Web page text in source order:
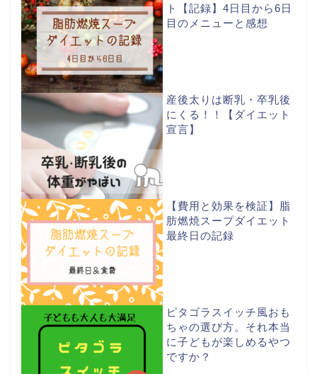
ト【記録】4日目から6日
目のメニューと感想
産後太りは断乳・卒乳後
にくる！！【ダイエット
宣言】
【費用と効果を検証】脂
肪燃焼スープダイエット
最終日の記録
ピタゴラスイッチ風おも
ちゃの選び方。それ本当
に子どもが楽しめるやつ
ですか？